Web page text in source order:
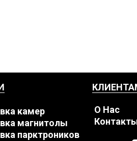
камер
О Нас
магнитолы
парктроников